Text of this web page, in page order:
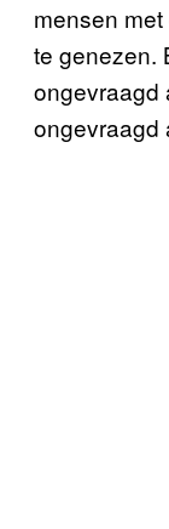
mensen
te genezen.
ongevraagd
ongevraagd